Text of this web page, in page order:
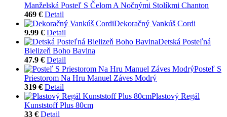
Manželská Posteľ S Čelom A Nočnými Stolíkmi Chanton
469 € Detail
Dekoračný Vankúš Cordi
9.99 € Detail
Detská Posteľná
Bielizeň Boho Bavlna
47.9 € Detail
Posteľ S
Priestorom Na Hru Manuel Záves Modrý
319 € Detail
Plastový Regál
Kunststoff Plus 80cm
33 € Detail